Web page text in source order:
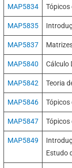
MAP5834 Tópicos
MAP5835
MAP5837
MAP5840 Cálculo
MAP5842 Teoria
MAP5846 Tópicos
MAP5847
MAP5849
Estudo